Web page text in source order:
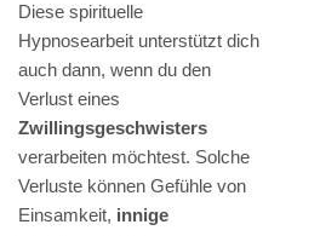
Diese spirituelle
Hypnosearbeit unterstützt dich
auch dann, wenn du den
Verlust eines
Zwillingsgeschwisters
verarbeiten möchtest. Solche
Verluste können Gefühle von
Einsamkeit, innige